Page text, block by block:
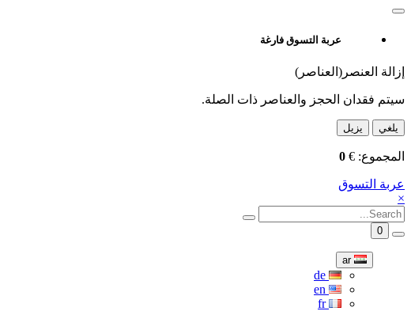
عربة التسوق فارغة
إزالة العنصر(العناصر)
سيتم فقدان الحجز والعناصر ذات الصلة.
يلغي يزيل
المجموع: €
0
عربة التسوق
×
0
ar
fr